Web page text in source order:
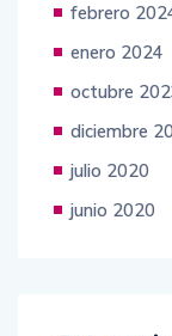
febrero
enero 2024
octubre
diciembre
julio 2020
junio 2020